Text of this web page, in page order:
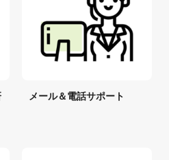
メール＆電話サポート